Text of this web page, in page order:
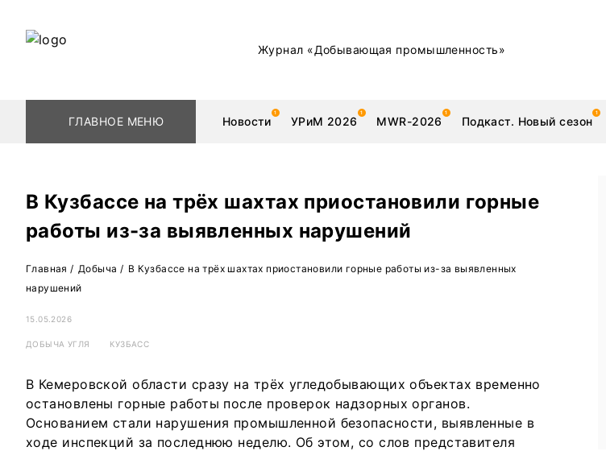
Журнал «Добывающая промышленность»
ГЛАВНОЕ МЕНЮ Новости УРиМ 2026 MWR-2026 Подкаст. Новый сезон
Геологоразведка
Обогащение
Редкоземельные металлы
Золото Техника и технологии
Интервью
Мероприятия
В Кузбассе на трёх шахтах приостановили горные
работы из-за выявленных нарушений
Главная / Добыча / В Кузбассе на трёх шахтах приостановили горные работы из-за выявленных
нарушений
15.05.2026
ДОБЫЧА УГЛЯ КУЗБАСС
В Кемеровской области сразу на трёх угледобывающих объектах временно
остановлены горные работы после проверок надзорных органов.
Основанием стали нарушения промышленной безопасности, выявленные в
ходе инспекций за последнюю неделю. Об этом, со слов представителя